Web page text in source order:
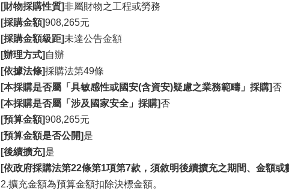
[財物採購性質]非屬財物之工程或勞務
[採購金額]908,265元
[採購金額級距]未達公告金額
[辦理方式] 自辦
[依據法條]採購法第49條
[本採購是否屬「具敏感性或國安(含資安)疑慮之業務範疇」採購]否
[本採購是否屬「涉及國家安全」採購]否
[預算金額]908,265元
[預算金額是否公開]是
[後續擴充]是
[依政府採購法第22條第1項第7款，須敘明後續擴充之期間、金額或
2.擴充金額為預算金額扣除決標金額。